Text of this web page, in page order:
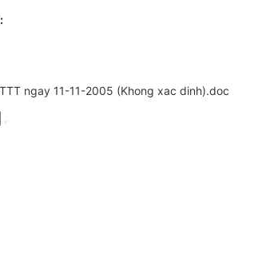
ngay 11-11-2005 (Khong xac dinh).doc